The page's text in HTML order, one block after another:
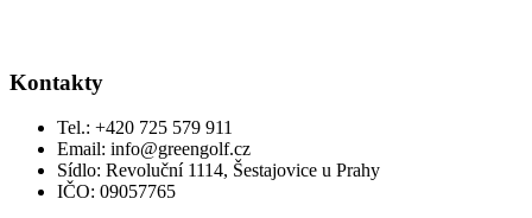
Kontakty
Tel.: +420 725 579 911
Email: info@greengolf.cz
Sídlo: Revoluční 1114, Šestajovice u Prahy
IČO: 09057765